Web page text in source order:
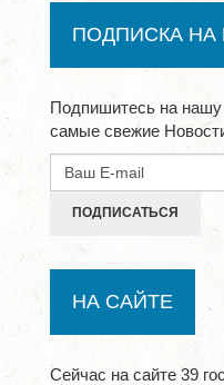
ПОДПИСКА НА
Подпишитесь на
самые свежие
ПОДПИСАТЬСЯ
НА САЙТЕ
Сейчас на сайте 39